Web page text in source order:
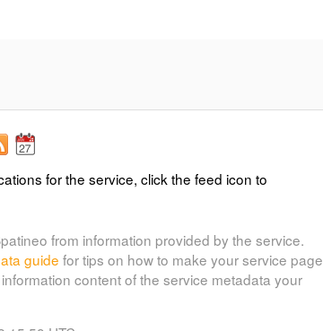
for the service, click the feed icon to
from information provided by the service.
guide for tips on how to make your service page
content of the service metadata your